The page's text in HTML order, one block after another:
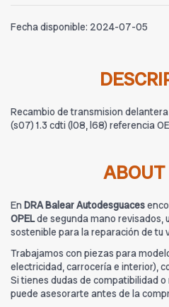
Fecha disponible: 2024-07-05
Recambio de transmision
(s07) 1.3 cdti (l08, l68) referencia
ABOUT
En DRA Balear Autodesguaces
OPELde segunda mano revisados,
sostenible para la reparación de tu
Trabajamos con piezas para
electricidad, carrocería e interior),
Si tienes dudas de compatibilidad
puede asesorarte antes de la